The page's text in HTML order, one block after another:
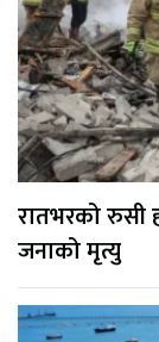
रातभरको रुसी
जनाको मृत्यु